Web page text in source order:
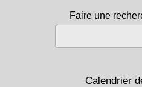
Faire une
Calendrier